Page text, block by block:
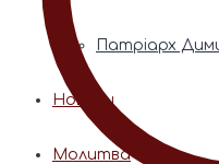
Патріарх
Новини
Молитва